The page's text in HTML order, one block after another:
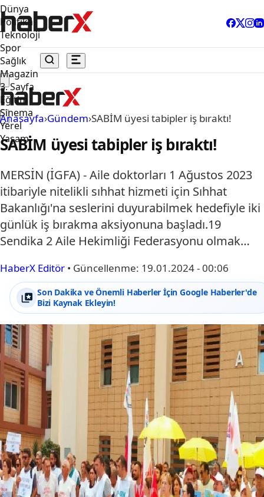
Dünya
Politika
Teknoloji
Spor
Sağlık
Magazin
3. Sayfa
Eğitim
Sinema
Yerel
Yaşam
Anasayfa›Gündem›SABİM üyesi tabipler iş bıraktı!
SABİM üyesi tabipler iş bıraktı!
MERSİN (İGFA) - Aile doktorları 1 Ağustos 2023
itibariyle nitelikli sıhhat hizmeti için Sıhhat
Bakanlığı'na seslerini duyurabilmek hedefiyle iki
günlük iş bırakma aksiyonuna başladı.19
Sendika 2 Aile Hekimliği Federasyonu olmak…
HaberX Editör • Güncellenme: 19.01.2024 - 00:06
Son Dakika ve Önemli Haberler İçin Google Haberler'de
Bizi Kaynak Ekleyin!